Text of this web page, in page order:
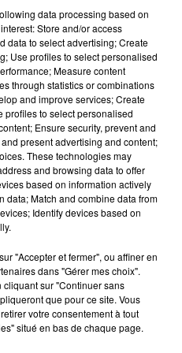
couple avec l'acteur Ron
The City" et "Dr House".
en 2001, avant de se
pour mettre en
à la pétanque
!
pour 2023 !
data processing based on
Store and/or access
data to select advertising; Create
Use profiles to select personalised
Measure content
through statistics or combinations
and improve services; Create
profiles to select personalised
Ensure security, prevent and
present advertising and content;
These technologies may
and browsing data to offer
based on information actively
data; Match and combine data from
Identify devices based on
"Accepter et fermer", ou affiner en
dans "Gérer mes choix".
sur "Continuer sans
que pour ce site. Vous
votre consentement à tout
situé en bas de chaque page.